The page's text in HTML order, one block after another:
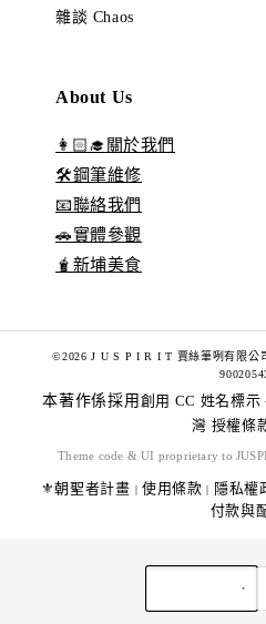
雜談 Chaos
About Us
👩🏻‍🎓關於我們
🛠️鋼筆維修
📧聯絡我們
🚗實體參觀
🧋新埔美食
©2026 J U S P I R I T 賈絲筆咧有限公
本著作係採用 創用 CC 姓名標
灣 授權條
Theme code & UI proprietary to
⚜️朝聖者計畫 | 使用條款 | 隱私權
付款與